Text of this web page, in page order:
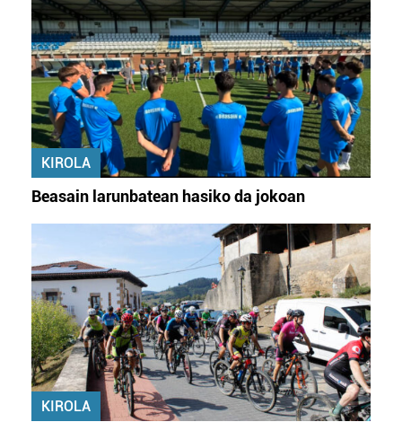
KIROLA
Beasain larunbatean hasiko da jokoan
KIROLA